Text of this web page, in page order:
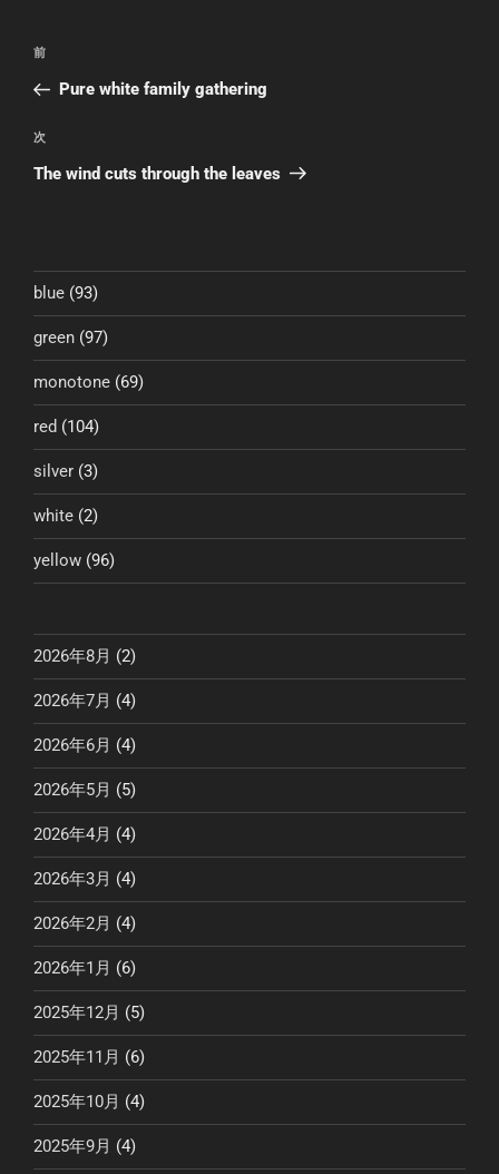
投
ナ
ビ
ゲ
ン
前
の
稿
前
Pure white family gathering
次
の
次
The wind cuts through the leaves
blue (93)
green (97)
monotone (69)
red (104)
silver (3)
white (2)
yellow (96)
2026年8月 (2)
2026年7月 (4)
2026年6月 (4)
2026年5月 (5)
2026年4月 (4)
2026年3月 (4)
2026年2月 (4)
2026年1月 (6)
2025年12月 (5)
2025年11月 (6)
2025年10月 (4)
2025年9月 (4)